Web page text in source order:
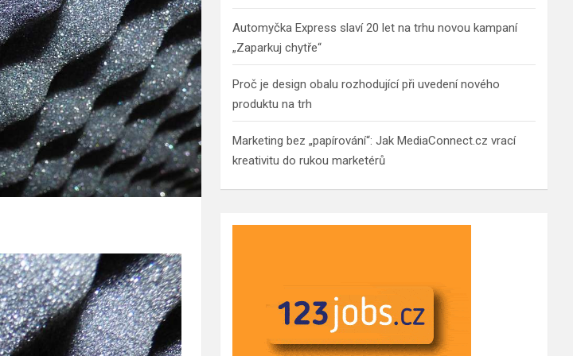
Automyčka Express slaví 20 let na trhu novou kampaní
„Zaparkuj chytře“
Proč je design obalu rozhodující při uvedení nového
produktu na trh
Marketing bez „papírování“: Jak MediaConnect.cz vrací
kreativitu do rukou marketérů